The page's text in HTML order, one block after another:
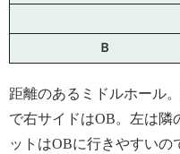
Ｂ
距離のあるミドルホール
で右サイドはOB。左は隣
ットはOBに行きやすいの